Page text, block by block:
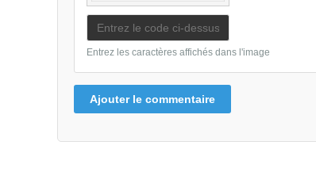
Entrez les caractères affichés dans l'image
Ajouter le commentaire